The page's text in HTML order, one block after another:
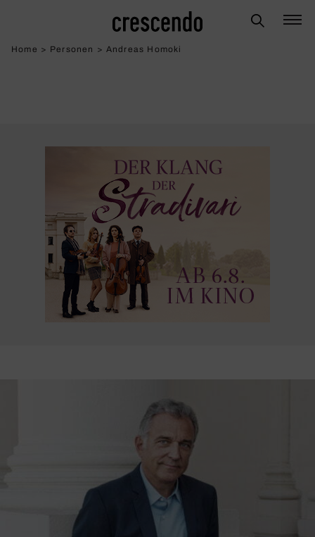
Home > Personen > Andreas Homoki